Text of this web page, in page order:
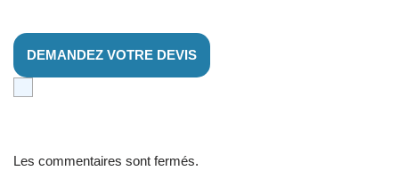
DEMANDEZ VOTRE DEVIS
Les commentaires sont fermés.